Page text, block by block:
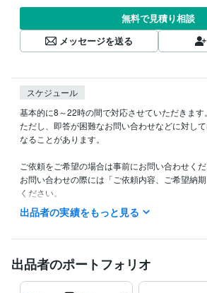
無料で見積り相談
メッセージを送る
スケジュール
基本的に8～22時の間で対応させていただきます。
ただし、即答が困難なお問い合わせなどに対し
なることがあります。
ご依頼をご希望の場合は事前にお問い合わせくだ
お問い合わせの際には「ご依頼内容、ご希望納
ください。
「見積り・カスタマイズの相談をする」からご連
見積もりを出すためには最初にいただいたメッ
質問をさせていただき詳細を確認してからの対応
す。
出品者の実績をもっと見る
出品者のポートフォリオ